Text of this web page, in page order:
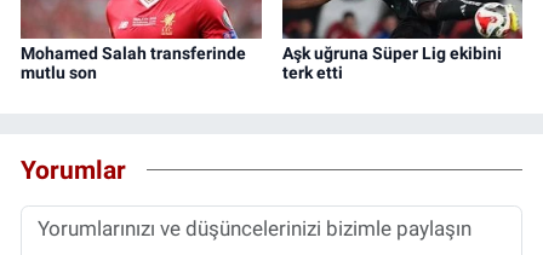
Mohamed Salah transferinde
mutlu son
Aşk uğruna Süper Lig ekibini
terk etti
Yorumlar